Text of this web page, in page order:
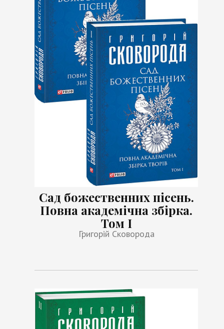
Сад божественних пісень.
Повна академічна збірка.
Том І
Григорій Сковорода